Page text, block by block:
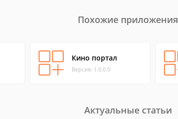
Похожие приложения
Кино портал
Версия: 1.0.0.0
Актуальные статьи